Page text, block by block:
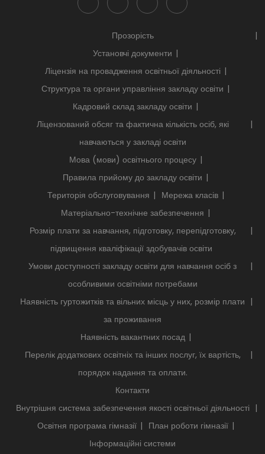
Прозорість
Установчі документи
Ліцензія на провадження освітньої діяльності
Структура та органи управління закладу освіти
Кадровий склад закладу освіти
Ліцензований обсяг та фактична кількість осіб, які
навчаються у закладі освіти
Мова (мови) освітнього процесу
Правила прийому до закладу освіти
Територія обслуговування
Мережа класів
Матеріально-технічне забезпечення
Розмір плати за навчання, підготовку, перепідготовку,
підвищення кваліфікації здобувачів освіти
Умови доступності закладу освіти для навчання осіб з
особливими освітніми потребами
Наявність гуртожитків та вільних місць у них, розмір плати
за проживання
Наявність вакантних посад
Перелік додаткових освітніх та інших послуг, їх вартість,
порядок надання та оплати.
Контакти
Внутрішня система забезпечення якості освітньої діяльності
Освітня програма гімназії
План роботи гімназії
Інформаційні системи